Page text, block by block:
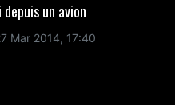
depuis un avion
Mar 2014, 17:40